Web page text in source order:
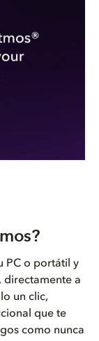
PC o portátil y
directamente a
un clic,
que te
como nunca